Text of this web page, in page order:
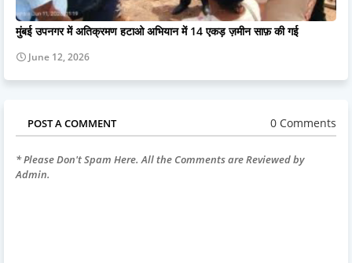
मुंबई उपनगर में अतिक्रमण हटाओ अभियान में 14 एकड़ ज़मीन साफ़ की गई
June 12, 2026
POST A COMMENT 0 Comments
* Please Don't Spam Here. All the Comments are Reviewed by
Admin.